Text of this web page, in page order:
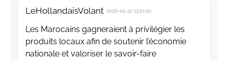
LeHollandaisVolant 2026-02-22 13:10:20
Les Marocains gagneraient à privilégier les
produits locaux afin de soutenir l’économie
nationale et valoriser le savoir-faire